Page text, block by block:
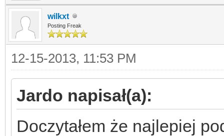
wilkxt
Posting Freak
12-15-2013, 11:53 PM
Jardo napisał(a):
Doczytałem że najlepiej